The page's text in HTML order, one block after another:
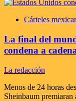
Cárteles
La final del
condena a
La redacción
Menos de 24 horas
Sheinbaum